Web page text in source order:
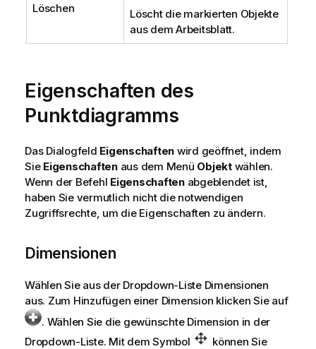
Löschen
Löscht die markierten Objekte
aus dem Arbeitsblatt.
Eigenschaften des
Punktdiagramms
Das Dialogfeld Eigenschaften wird geöffnet, indem
Sie Eigenschaftenaus dem Menü Objektwählen.
Wenn der Befehl Eigenschaftenabgeblendet ist,
haben Sie vermutlich nicht die notwendigen
Zugriffsrechte, um die Eigenschaften zu ändern.
Dimensionen
Wählen Sie aus der Dropdown-Liste Dimensionen
aus. Zum Hinzufügen einer Dimension klicken Sie auf
. Wählen Sie die gewünschte Dimension in der
Dropdown-Liste. Mit dem Symbol
können Sie